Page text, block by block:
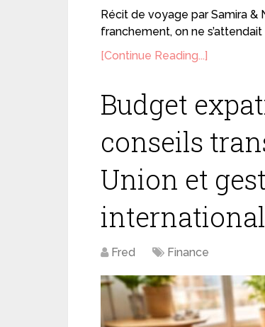
Récit de voyage par Samira &
franchement, on ne
[Continue Reading...]
Budget
conseils
Union et
international
Fred Finance